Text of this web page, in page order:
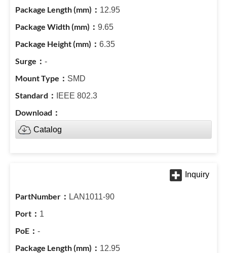
12.95
9.65
6.35
-
SMD
IEEE 802.3
Catalog
LAN1011-90
1
-
12.95